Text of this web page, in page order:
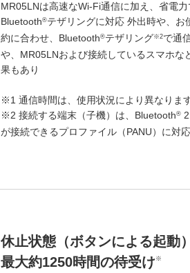
MR05LNは高速なWi-Fi通信に加え、省電
Bluetooth®テザリングに対応 外出時や、
約に合わせ、Bluetooth®テザリング※2で通
や、MR05LNおよび接続しているスマホな
果もあり
※1 通信時間は、使用状況により異なります
※2 接続する端末（子機）は、Bluetooth®
が接続できるプロファイル（PANU）に対
休止状態（ボタンによる起動
最大約1250時間の待受け ※